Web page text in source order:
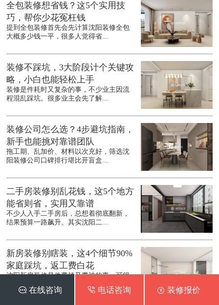
全包装修想省钱？这5个实用技
巧，帮你少花冤枉钱
提到全包装修首先会先计算沈阳装修全包
大概多少钱一平，很多人觉得省...
装修不踩坑，3大阶段计个关键攻
略，小白也能轻松上手
装修是件耗时又复杂的事，不少业主因流
程混乱踩坑。很多业主会先了解...
装修公司怎么选？4步避坑指南，
新手也能挑对靠谱团队
拖工期、乱加价、材料以次充好，筛选沈
阳装修公司口碑排行堪比开盲盒...
二手房装修别乱花钱，这5个地方
能省则省，实用又靠谱
不少人入手二手房后，总想着彻底翻新，
结果预算一路飙升。其实沈阳二...
新房装修别瞎装，这4个细节90%
家庭踩坑，返工费白花
沈阳新房装修是件费钱又费神的事，可很
多家庭满心期待装完，却发现处...
 在线咨询  电话咨询  装修报价